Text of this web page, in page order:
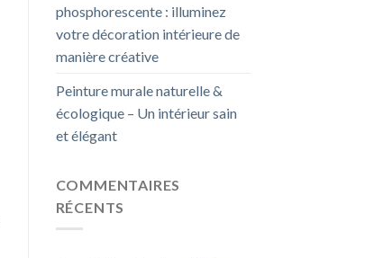
phosphorescente : illuminez
votre décoration intérieure de
manière créative
Peinture murale naturelle &
écologique – Un intérieur sain
et élégant
COMMENTAIRES
RÉCENTS